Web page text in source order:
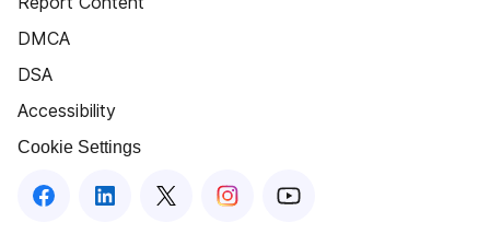
DMCA
DSA
Accessibility
Cookie Settings